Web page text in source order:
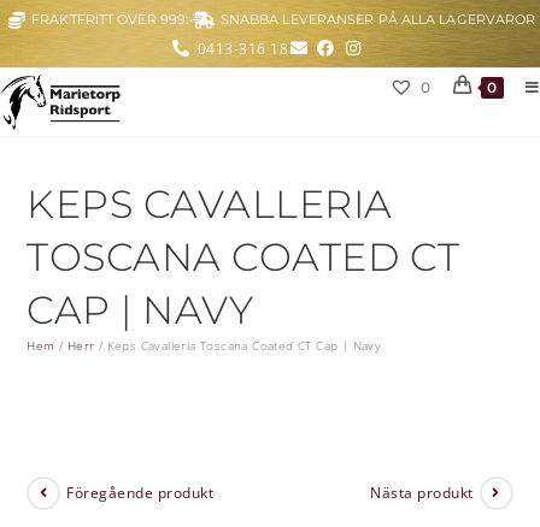
FRAKTFRITT ÖVER 999:- SNABBA LEVERANSER PÅ ALLA LAGERVAROR
0413-316 18
0 0
KEPS CAVALLERIA
TOSCANA COATED CT
CAP | NAVY
Hem / Herr / Keps Cavalleria Toscana Coated CT Cap | Navy
Föregående produkt Nästa produkt